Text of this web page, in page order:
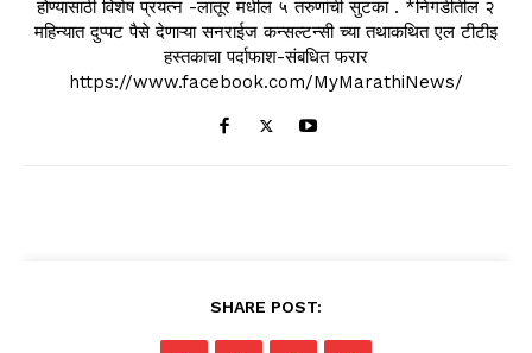
होण्यासाठी विशेष प्रयत्न -लातूर मधील ५ तरुणांची सुटका . *निगडीतील २
महिन्यात दुप्पट पैसे देणाऱ्या सनराईज कन्सल्टन्सी च्या तथाकथित एल टीटीइ
हस्तकाचा पर्दाफाश-संबधित फरार
https://www.facebook.com/MyMarathiNews/
SHARE POST: